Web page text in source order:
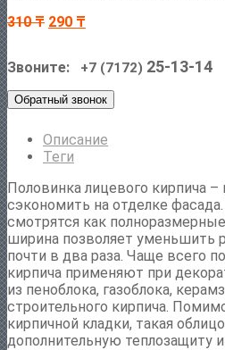
310₸ 290 ₸
Звоните: +7 (7172) 25-13-14
Обратный звонок
Описание
Теги
Половинка лицевого кирпича –
сэкономить на отделке
смотрятся как
ширина позволяет уменьшить
почти в два раза. Чаще всего
кирпича применяют при
из пеноблока, газоблока,
строительного кирпича.
кирпичной кладки, такая
дополнительную теплозащиту